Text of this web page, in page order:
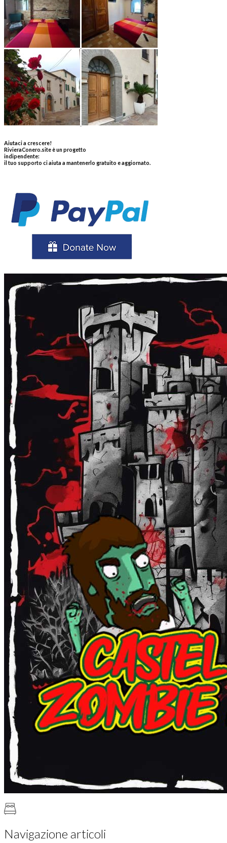
Aiutaci a crescere!
RivieraConero.site è un progetto
indipendente:
il tuo supporto ci aiuta a mantenerlo gratuito e aggiornato.
Navigazione articoli